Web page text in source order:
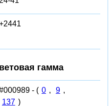
гамма
- ( 0 , 9 ,
137 )